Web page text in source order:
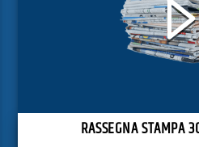
RASSEGNA STAMPA